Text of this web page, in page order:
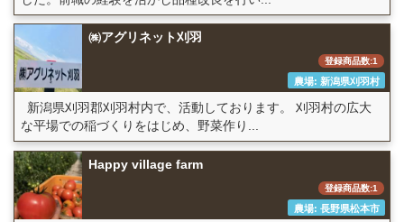
㈱アグリネット刈羽
登録商品数:1
農場: 新潟県刈羽村
新潟県刈羽郡刈羽村内で、活動しております。 刈羽村の広大
な平場での稲づくりをはじめ、野菜作り...
Happy village farm
登録商品数:1
農場: 長野県松本市